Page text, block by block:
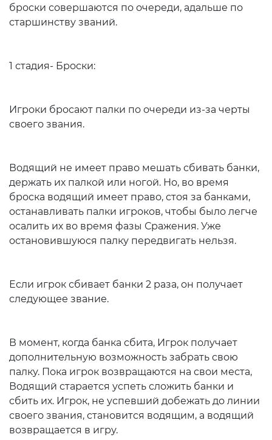
броски совершаются по очереди, адальше по
старшинству званий.
1 стадия- Броски:
Игроки бросают палки по очереди из-за черты
своего звания.
Водящий не имеет право мешать сбивать банки,
держать их палкой или ногой. Но, во время
броска водящий имеет право, стоя за банками,
останавливать палки игроков, чтобы было легче
осалить их во время фазы Сражения. Уже
остановившуюся палку передвигать нельзя.
Если игрок сбивает банки 2 раза, он получает
следующее звание.
В момент, когда банка сбита, Игрок получает
дополнительную возможность забрать свою
палку. Пока игрок возвращаются на свои места,
Водящий старается успеть сложить банки и
сбить их. Игрок, не успевший добежать до линии
своего звания, становится водящим, а водящий
возвращается в игру.